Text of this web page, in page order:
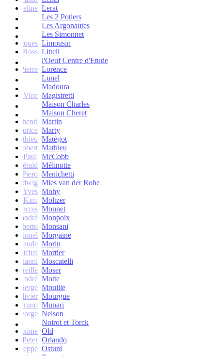
Jacqueline Lerat
Les 2 Potiers
Les Argonautes
Les Simonnet
Jacques Limousin
Ross Littell
l'Oeuf Centre d'Etude
Jean-Pierre Lorence
Lunel
Madoura
Vico Magistretti
Maison Charles
Maison Cheret
henri Martin
Maurice Marty
Mathieu Matégot
Robert Mathieu
Paul
McCobb
Gérald Mélinotte
Piero Menichetti
Ludwig Mies van der Rohe
Yves Mohy
Kim
Moltzer
Francois Monnet
andré Monpoix
Roberto Monsani
Lionel Morgaine
Claude Morin
Michel Mortier
Gianni Moscatelli
Mireille Moser
André Motte
Serge Mouille
Olivier Mourgue
Bruno Munari
George Nelson
Noirot et Torck
Maxime Old
Peter Orlando
Giuseppe Ostuni